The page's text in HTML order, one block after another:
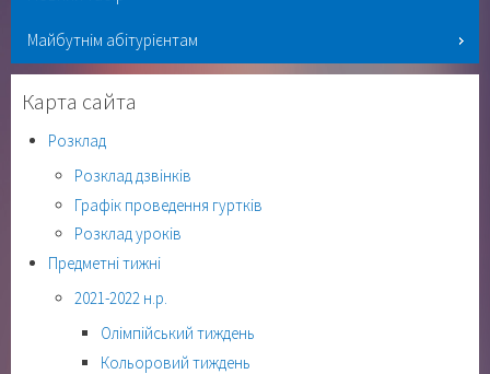
Майбутнім абітурієнтам
Карта сайта
Розклад
Розклад дзвінків
Графік проведення гуртків
Розклад уроків
Предметні тижні
2021-2022 н.р.
Олімпійський тиждень
Кольоровий тиждень